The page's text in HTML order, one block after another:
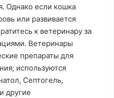
Однако если кошка
или развивается
к ветеринару за
Ветеринары
препараты для
используются
Септогель,
другие